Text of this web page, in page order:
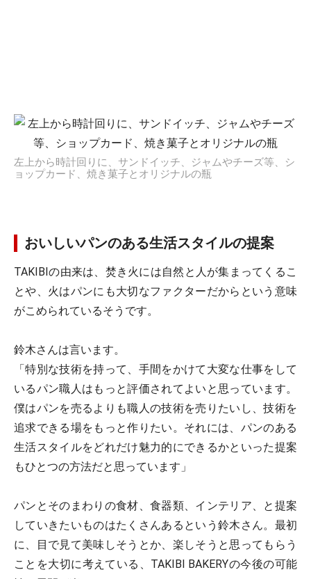
左上から時計回りに、サンドイッチ、ジャムやチーズ等、シ
ョップカード、焼き菓子とオリジナルの瓶
おいしいパンのある生活スタイルの提案
TAKIBIの由来は、焚き火には自然と人が集まってくるこ
とや、火はパンにも大切なファクターだからという意味
がこめられているそうです。
鈴木さんは言います。
「特別な技術を持って、手間をかけて大変な仕事をして
いるパン職人はもっと評価されてよいと思っています。
僕はパンを売るよりも職人の技術を売りたいし、技術を
追求できる場をもっと作りたい。それには、パンのある
生活スタイルをどれだけ魅力的にできるかといった提案
もひとつの方法だと思っています」
パンとそのまわりの食材、食器類、インテリア、と提案
していきたいものはたくさんあるという鈴木さん。最初
に、目で見て美味しそうとか、楽しそうと思ってもらう
ことを大切に考えている、TAKIBI BAKERYの今後の可能